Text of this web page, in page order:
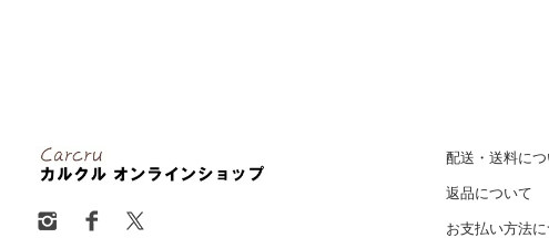
配送・送料につ
返品について
お支払い方法